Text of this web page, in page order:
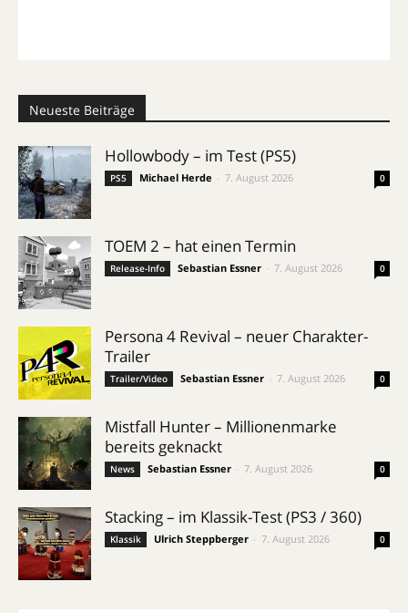
Neueste Beiträge
Hollowbody – im Test (PS5)
PS5 Michael Herde 7. August 2026 0
TOEM 2 – hat einen Termin
Release-Info Sebastian Essner 7. August 2026 0
Persona 4 Revival – neuer Charakter-
Trailer
Trailer/Video Sebastian Essner 7. August 2026 0
Mistfall Hunter – Millionenmarke
bereits geknackt
News Sebastian Essner 7. August 2026 0
Stacking – im Klassik-Test (PS3 / 360)
Klassik Ulrich Steppberger 7. August 2026 0